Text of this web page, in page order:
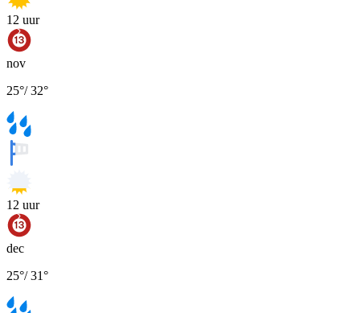
12 uur
nov
25°/32°
12 uur
dec
25°/31°